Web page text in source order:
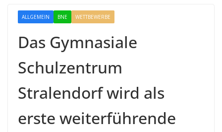
ALLGEMEIN BNE WETTBEWERBE
Das Gymnasiale
Schulzentrum
Stralendorf wird als
erste weiterführende